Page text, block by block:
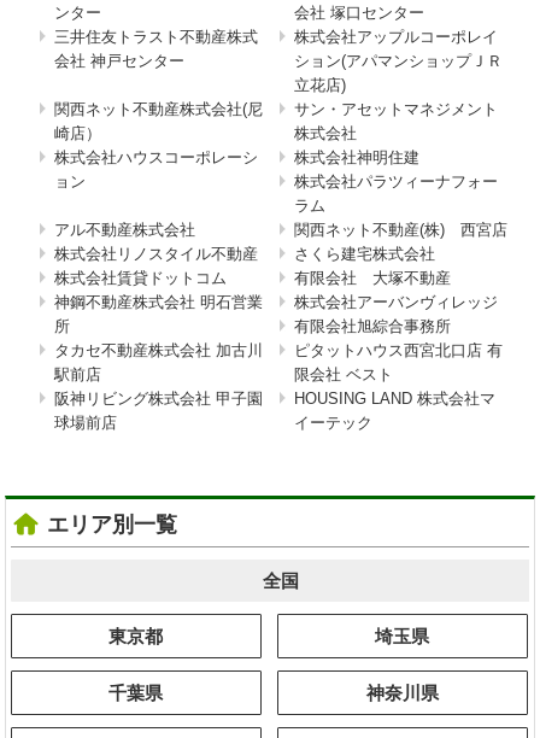
ンター
会社 塚口センター
三井住友トラスト不動産株式
会社 神戸センター
株式会社アップルコーポレイ
ション(アパマンショップＪＲ
立花店)
関西ネット不動産株式会社(尼
崎店）
サン・アセットマネジメント
株式会社
株式会社ハウスコーポレーシ
ョン
株式会社神明住建
株式会社パラツィーナフォー
ラム
アル不動産株式会社
関西ネット不動産(株) 西宮店
株式会社リノスタイル不動産
さくら建宅株式会社
株式会社賃貸ドットコム
有限会社 大塚不動産
神鋼不動産株式会社 明石営業
所
株式会社アーバンヴィレッジ
有限会社旭綜合事務所
タカセ不動産株式会社 加古川
駅前店
ピタットハウス西宮北口店 有
限会社 ベスト
阪神リビング株式会社 甲子園
球場前店
HOUSING LAND 株式会社マ
イーテック
エリア別一覧
全国
東京都 埼玉県
千葉県 神奈川県